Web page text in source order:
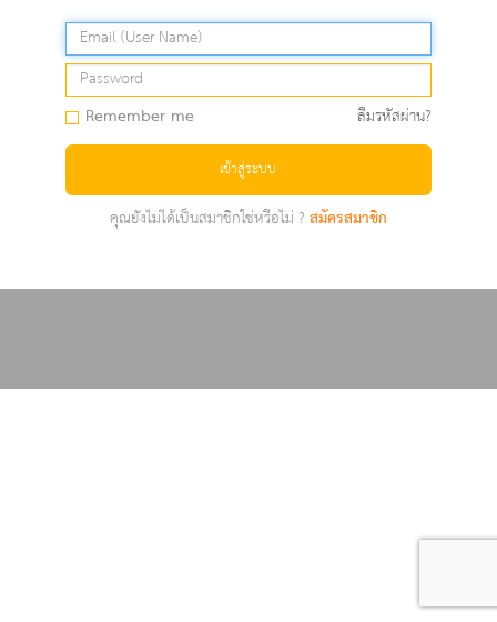
Remember me ลืมรหัสผ่าน?
เข้าสู่ระบบ
คุณยังไม่ได้เป็นสมาชิกใช่หรือไม่ ?สมัครสมาชิก